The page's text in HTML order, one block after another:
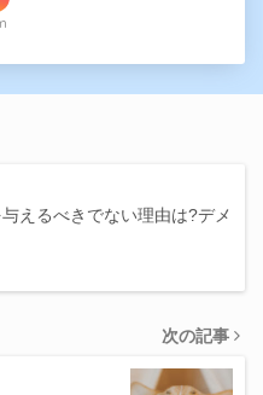
えるべきでない理由は?デメ
次の記事